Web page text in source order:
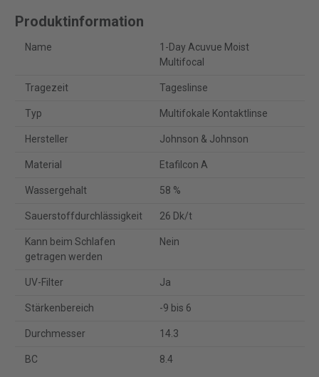
Produktinformation
Name
1-Day Acuvue Moist
Multifocal
Tragezeit Tageslinse
Typ Multifokale Kontaktlinse
Hersteller Johnson & Johnson
Material Etafilcon A
Wassergehalt 58 %
Sauerstoffdurchlässigkeit 26 Dk/t
Kann beim Schlafen
getragen werden
Nein
UV-Filter Ja
Stärkenbereich -9 bis 6
Durchmesser 14.3
BC 8.4